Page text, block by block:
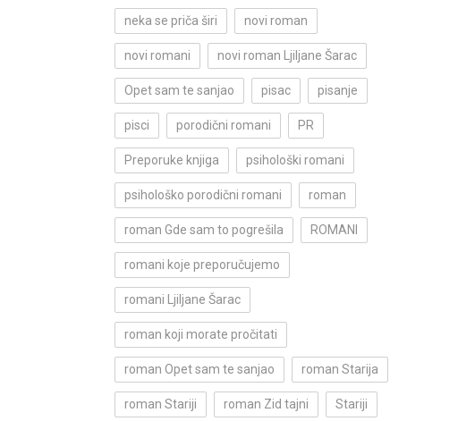
neka se priča širi novi roman
novi romani novi roman Ljiljane Šarac
Opet sam te sanjao pisac pisanje
pisci porodični romani PR
Preporuke knjiga psihološki romani
psihološko porodični romani roman
roman Gde sam to pogrešila ROMANI
romani koje preporučujemo
romani Ljiljane Šarac
roman koji morate pročitati
roman Opet sam te sanjao roman Starija
roman Stariji roman Zid tajni Stariji